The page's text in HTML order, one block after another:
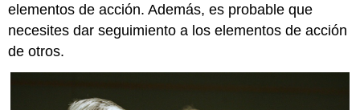
elementos de acción. Además, es probable que
necesites dar seguimiento a los elementos de acción
de otros.